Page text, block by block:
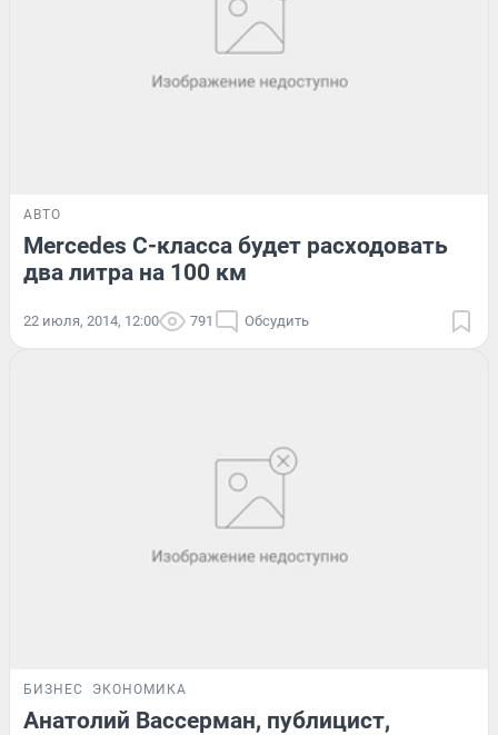
АВТО
Mercedes C-класса будет расходовать
два литра на 100 км
22 июля, 2014, 12:00 791 Обсудить
БИЗНЕС ЭКОНОМИКА
Анатолий Вассерман, публицист,